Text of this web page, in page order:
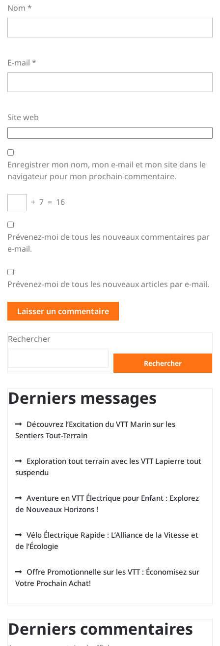
Nom *
E-mail *
Site web
Enregistrer mon nom, mon e-mail et mon site dans le
navigateur pour mon prochain commentaire.
+ 7 = 16
Prévenez-moi de tous les nouveaux commentaires par
e-mail.
Prévenez-moi de tous les nouveaux articles par e-mail.
Rechercher
Rechercher
Derniers messages
Découvrez l’Excitation du VTT Marin sur les
Sentiers Tout-Terrain
Exploration tout terrain avec les VTT Lapierre tout
suspendu
Aventure en VTT Électrique pour Enfant : Explorez
de Nouveaux Horizons !
Vélo Électrique Rapide : L’Alliance de la Vitesse et
de l’Écologie
Offre Promotionnelle sur les VTT : Économisez sur
Votre Prochain Achat!
Derniers commentaires